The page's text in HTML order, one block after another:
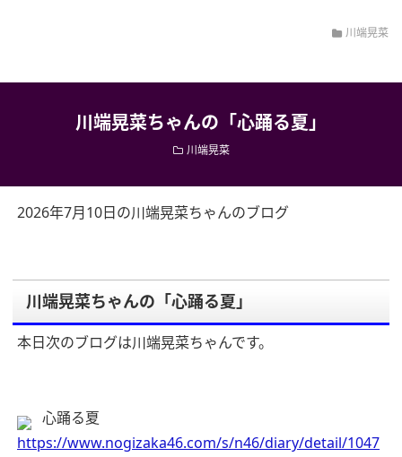
川端晃菜
川端晃菜ちゃんの「心踊る夏」
川端晃菜
2026年7月10日の川端晃菜ちゃんのブログ
川端晃菜ちゃんの「心踊る夏」
本日次のブログは川端晃菜ちゃんです。
心踊る夏
https://www.nogizaka46.com/s/n46/diary/detail/1047